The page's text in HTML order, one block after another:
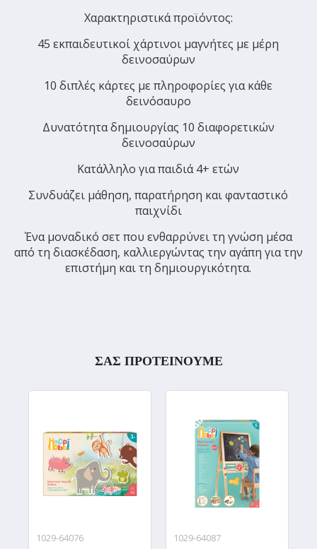
Χαρακτηριστικά προϊόντος:
45 εκπαιδευτικοί χάρτινοι μαγνήτες με μέρη
δεινοσαύρων
10 διπλές κάρτες με πληροφορίες για κάθε
δεινόσαυρο
Δυνατότητα δημιουργίας 10 διαφορετικών
δεινοσαύρων
Κατάλληλο για παιδιά 4+ ετών
Συνδυάζει μάθηση, παρατήρηση και φανταστικό
παιχνίδι
Ένα μοναδικό σετ που ενθαρρύνει τη γνώση μέσα
από τη διασκέδαση, καλλιεργώντας την αγάπη για την
επιστήμη και τη δημιουργικότητα.
ΣΑΣ ΠΡΟΤΕΙΝΟΥΜΕ
1029-64076
ΆΜΕΣΑ ΔΙΑΘΈΣΙΜΟ
1029-64087